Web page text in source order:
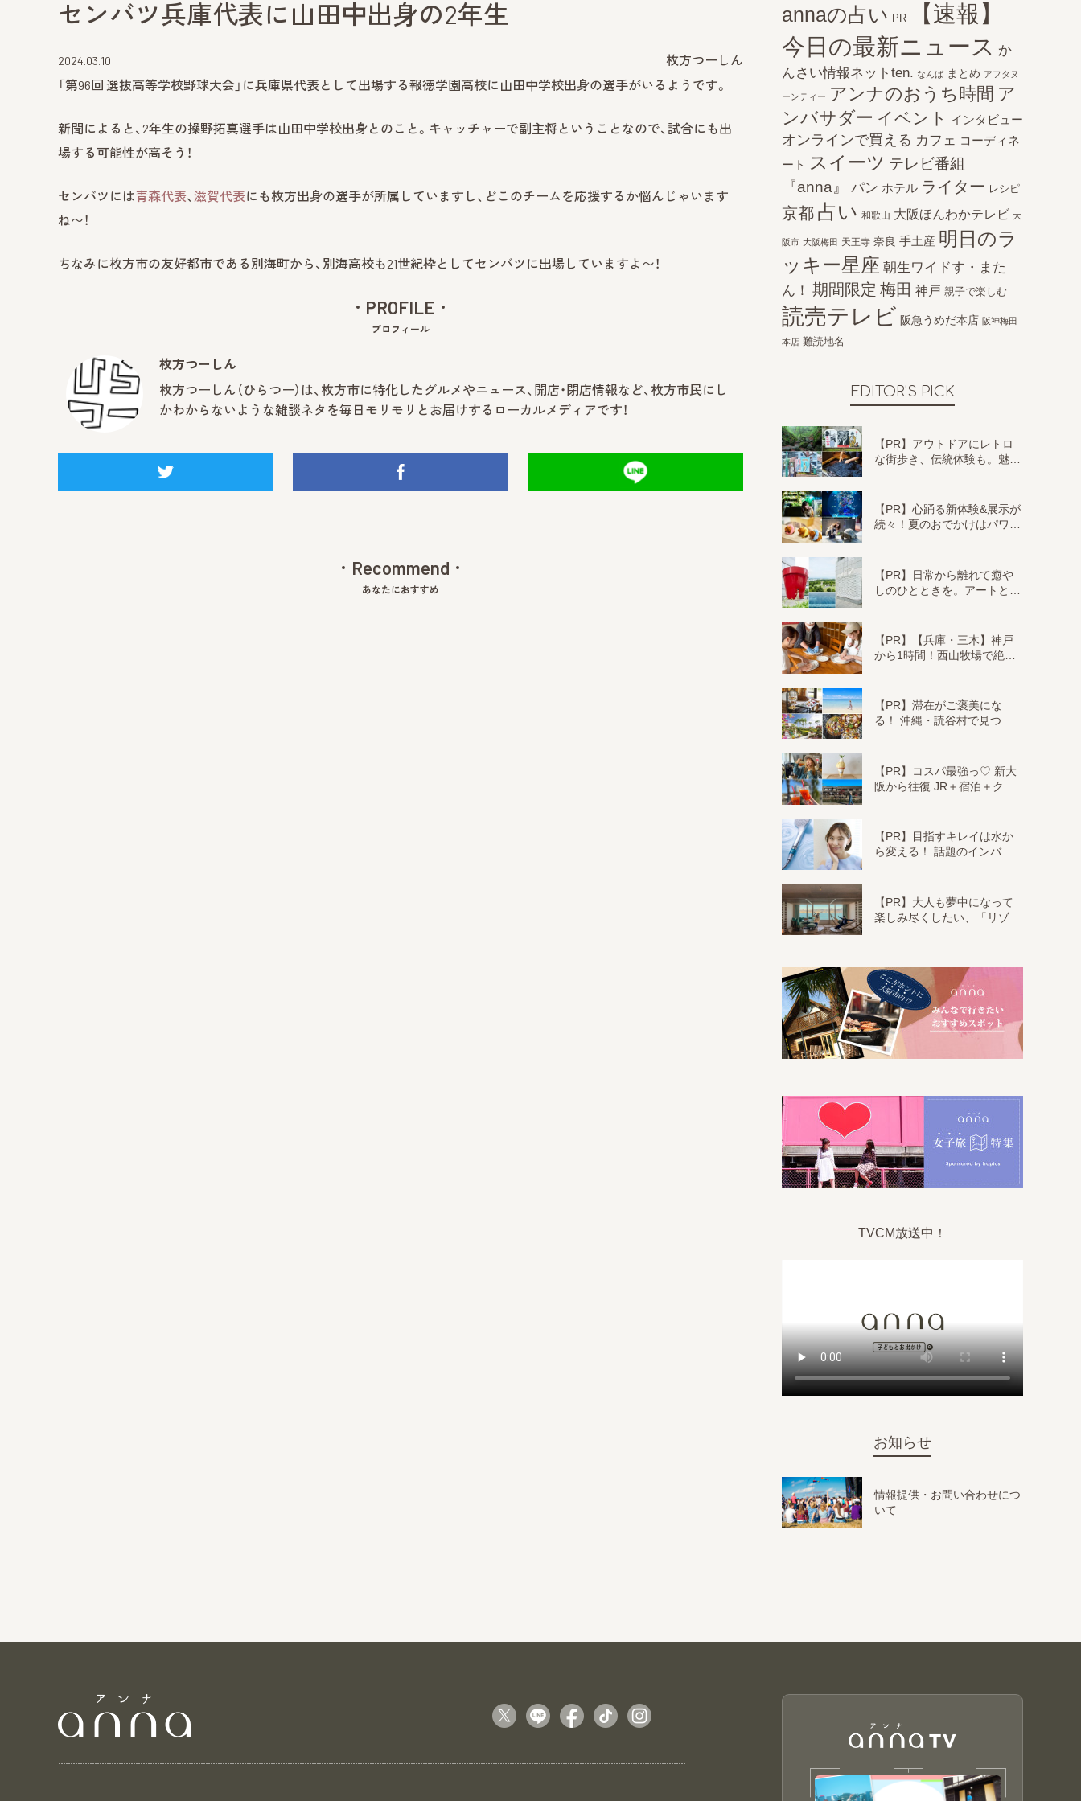
センバツ兵庫代表に山田中出身の2年生
2024.03.10
枚方つーしん
「第96回 選抜高等学校野球大会」に兵庫県代表として出場する報徳学園高校に山田中学校出身の選手がいるようです。
新聞によると、2年生の操野拓真選手は山田中学校出身とのこと。キャッチャーで副主将ということなので、試合にも出
場する可能性が高そう！
センバツには青森代表、 滋賀代表にも枚方出身の選手が所属していますし、どこのチームを応援するか悩んじゃいます
ね〜！
ちなみに枚方市の友好都市である別海町から、別海高校も21世紀枠としてセンバツに出場していますよ〜！
PROFILE
プロフィール
枚方つーしん
枚方つーしん（ひらつー）は、枚方市に特化したグルメやニュース、開店・閉店情報など、枚方市民にし
かわからないような雑談ネタを毎日モリモリとお届けするローカルメディアです！
Recommend
あなたにおすすめ
annaの占い PR
【速報】
今日の最新ニュース か
んさい情報ネットten. なんば まとめ アフタヌ
ーンティー アンナのおうち時間 ア
ンバサダー イベント インタビュー
オンラインで買える カフェ コーディネ
ート
スイーツ テレビ番組
『anna』
パン ホテル ライター レシピ
京都 占い 和歌山 大阪ほんわかテレビ 大
阪市 大阪梅田 天王寺 奈良 手土産 明日のラ
ッキー星座 朝生ワイドす・また
ん！ 期間限定 梅田 神戸 親子で楽しむ
読売テレビ 阪急うめだ本店 阪神梅田
本店 難読地名
EDITOR'S PICK
【PR】アウトドアにレトロ
な街歩き、伝統体験も。魅…
【PR】心踊る新体験&展示が
続々！夏のおでかけはパワ…
【PR】日常から離れて癒や
しのひとときを。アートと…
【PR】【兵庫・三木】神戸
から1時間！西山牧場で絶…
【PR】滞在がご褒美にな
る！ 沖縄・読谷村で見つ…
【PR】コスパ最強っ♡ 新大
阪から往復 JR＋宿泊＋ク…
【PR】目指すキレイは水か
ら変える！ 話題のインバ…
【PR】大人も夢中になって
楽しみ尽くしたい、「リゾ…
TVCM放送中！
お知らせ
情報提供・お問い合わせにつ
いて